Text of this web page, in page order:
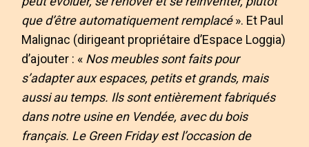
que d’être automatiquement remplacé». Et Paul
Malignac (dirigeant propriétaire d’Espace Loggia)
d’ajouter : « Nos meubles sont faits pour
s’adapter aux espaces, petits et grands, mais
aussi au temps. Ils sont entièrement fabriqués
dans notre usine en Vendée, avec du bois
français. Le Green Friday est l’occasion de